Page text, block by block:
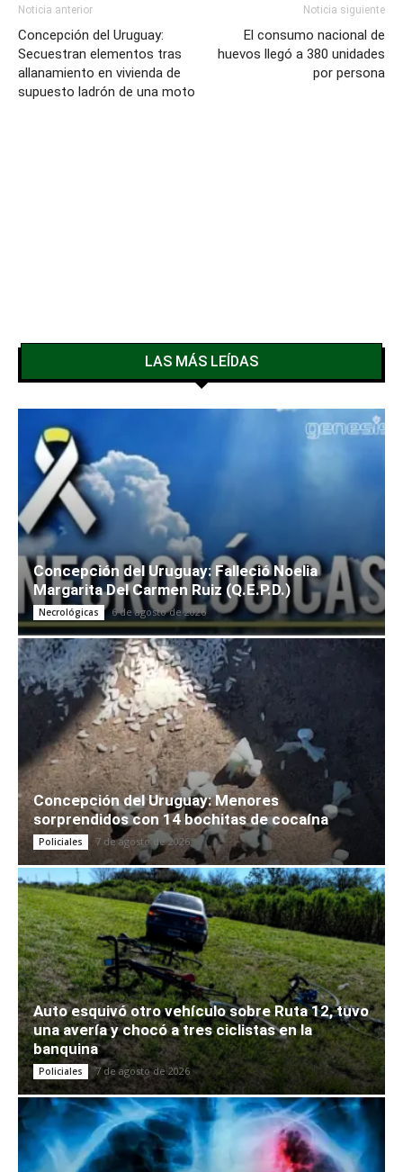
Noticia anterior
Concepción del Uruguay:
Secuestran elementos tras
allanamiento en vivienda de
supuesto ladrón de una moto
Noticia siguiente
El consumo nacional de
huevos llegó a 380 unidades
por persona
LAS MÁS LEÍDAS
Concepción del Uruguay: Falleció Noelia
Margarita Del Carmen Ruiz (Q.E.P.D.)
Necrológicas 6 de agosto de 2026
Concepción del Uruguay: Menores
sorprendidos con 14 bochitas de cocaína
Policiales 7 de agosto de 2026
Auto esquivó otro vehículo sobre Ruta 12, tuvo
una avería y chocó a tres ciclistas en la
banquina
Policiales 7 de agosto de 2026